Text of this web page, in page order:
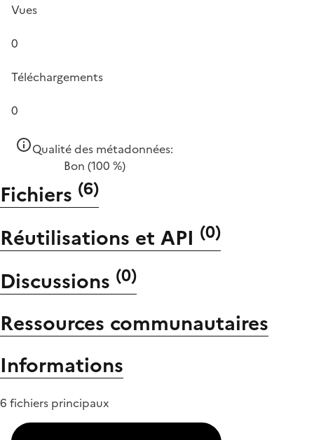
Vues
0
Téléchargements
0
Qualité des métadonnées:
Bon (100 %)
Fichiers (6)
Réutilisations et API (0)
Discussions (0)
Ressources communautaires
Informations
6 fichiers principaux